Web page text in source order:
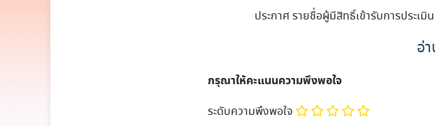
ประกาศ รายชื่อผู้มีสิทธิ์เข้ารับการประเ
อ่
กรุณาให้คะแนนความพึงพอใจ
ระดับความพึงพอใจ